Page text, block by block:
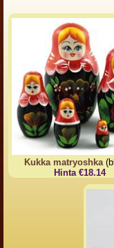
Kukka matryoshka
Hinta €18.14